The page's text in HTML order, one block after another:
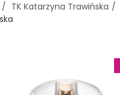
TK Katarzyna Trawińska